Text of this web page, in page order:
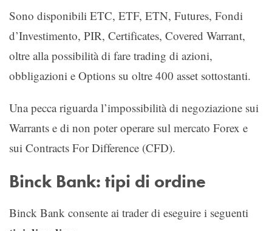
Sono disponibili ETC, ETF, ETN, Futures, Fondi
d’Investimento, PIR, Certificates, Covered Warrant,
oltre alla possibilità di fare trading di azioni,
obbligazioni e Options su oltre 400 asset sottostanti.
Una pecca riguarda l’impossibilità di negoziazione sui
Warrants e di non poter operare sul mercato Forex e
sui Contracts For Difference (CFD).
Binck Bank: tipi di ordine
Binck Bank consente ai trader di eseguire i seguenti